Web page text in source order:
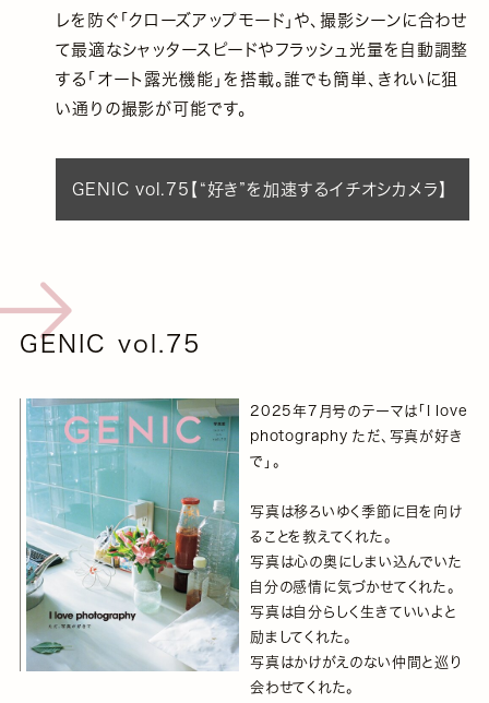
レを防ぐ「クローズアップモード」や、撮影シーンに合わせ
て最適なシャッタースピードやフラッシュ光量を自動調整
する「オート露光機能」を搭載。誰でも簡単、きれいに狙
い通りの撮影が可能です。
GENIC vol.75【“好き”を加速するイチオシカメラ】
GENIC vol.75
2025年7月号のテーマは「I love
photography ただ、写真が好き
で」。
写真は移ろいゆく季節に目を向け
ることを教えてくれた。
写真は心の奥にしまい込んでいた
自分の感情に気づかせてくれた。
写真は自分らしく生きていいよと
励ましてくれた。
写真はかけがえのない仲間と巡り
会わせてくれた。